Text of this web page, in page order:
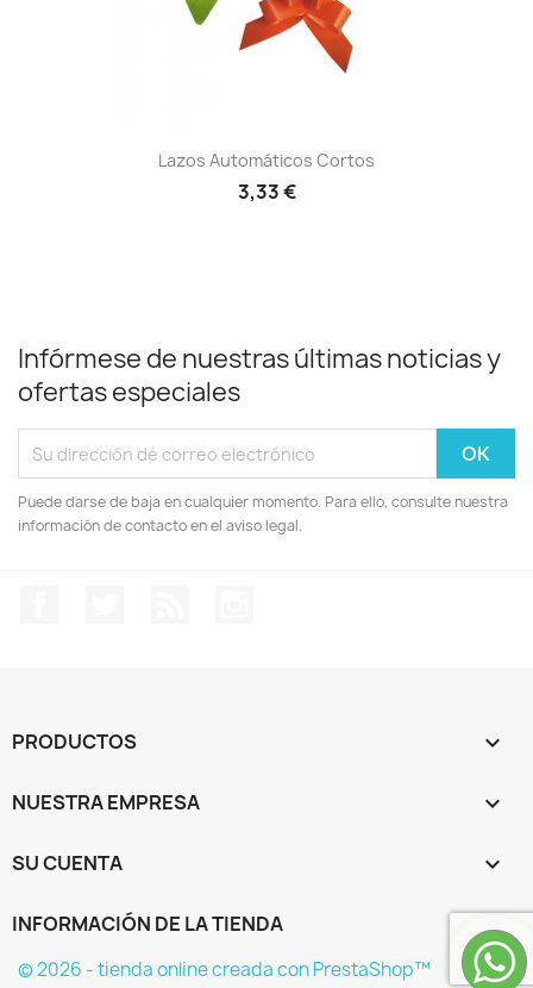
Lazos Automáticos Cortos
3,33 €
Infórmese de nuestras últimas noticias y
ofertas especiales
Puede darse de baja en cualquier momento. Para ello, consulte nuestra
información de contacto en el aviso legal.
PRODUCTOS 
NUESTRA EMPRESA 
SU CUENTA 
INFORMACIÓN DE LA TIENDA keyboard_arrow_down
© 2026 - tienda online creada con PrestaShop™